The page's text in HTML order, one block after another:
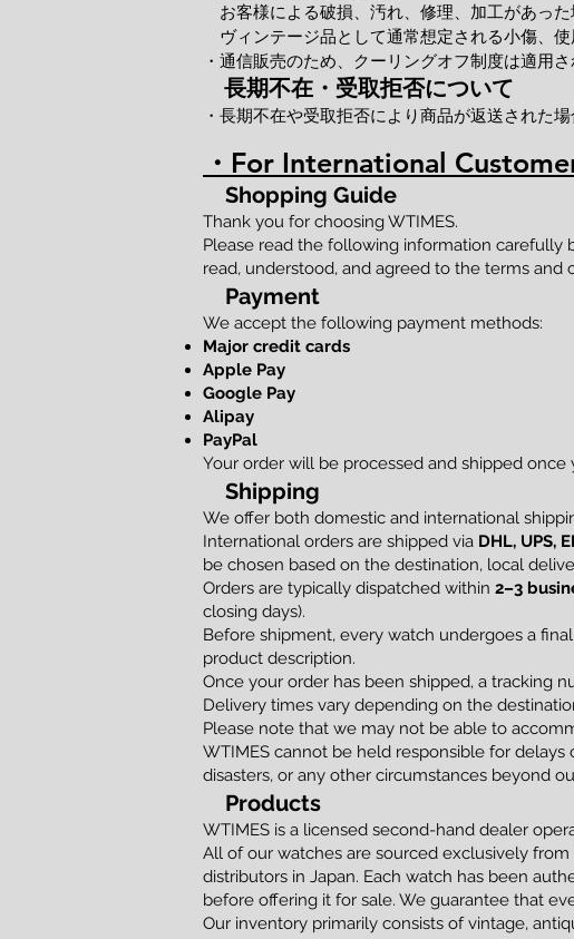
お客様による破損、汚れ、修理、加工があった
ヴィンテージ品として通常想定される小傷、
・通信販売のため、クーリングオフ制度は適用さ
長期不在・受取拒否について
・長期不在や受取拒否により商品が返送された
・For International
Shopping Guide
Thank you for choosing WTIMES.
Please read the following information carefully
read, understood, and agreed to the terms and
Payment
We accept the following payment methods:
Major credit cards
Apple Pay
Google Pay
Alipay
PayPal
Your order will be processed and shipped
Shipping
We offer both domestic and international
International orders are shipped via DHL, UPS,
be chosen based on the destination, local
Orders are typically dispatched within 2–3
closing days).
Before shipment, every watch undergoes a
product description.
Once your order has been shipped, a tracking
Delivery times vary depending on the
Please note that we may not be able to
WTIMES cannot be held responsible for
disasters, or any other circumstances beyond
Products
WTIMES is a licensed second-hand dealer
All of our watches are sourced exclusively
distributors in Japan. Each watch has been
before offering it for sale. We guarantee that
Our inventory primarily consists of vintage,